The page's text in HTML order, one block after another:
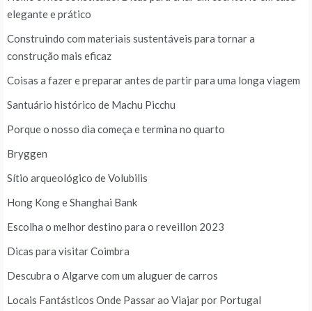
elegante e prático
Construindo com materiais sustentáveis para tornar a
construção mais eficaz
Coisas a fazer e preparar antes de partir para uma longa viagem
Santuário histórico de Machu Picchu
Porque o nosso dia começa e termina no quarto
Bryggen
Sítio arqueológico de Volubilis
Hong Kong e Shanghai Bank
Escolha o melhor destino para o reveillon 2023
Dicas para visitar Coimbra
Descubra o Algarve com um aluguer de carros
Locais Fantásticos Onde Passar ao Viajar por Portugal